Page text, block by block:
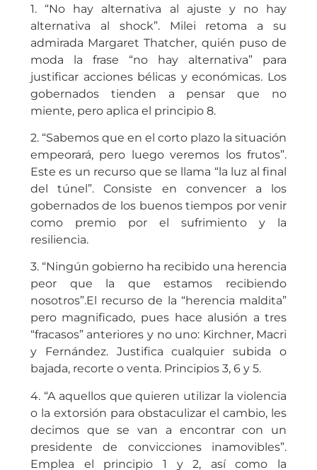
1. “No hay alternativa al ajuste y no hay
alternativa al shock”. Milei retoma a su
admirada Margaret Thatcher, quién puso de
moda la frase “no hay alternativa” para
justificar acciones bélicas y económicas. Los
gobernados tienden a pensar que no
miente, pero aplica el principio 8.
2. “Sabemos que en el corto plazo la situación
empeorará, pero luego veremos los frutos”.
Este es un recurso que se llama “la luz al final
del túnel”. Consiste en convencer a los
gobernados de los buenos tiempos por venir
como premio por el sufrimiento y la
resiliencia.
3. “Ningún gobierno ha recibido una herencia
peor que la que estamos recibiendo
nosotros”.El recurso de la “herencia maldita”
pero magnificado, pues hace alusión a tres
“fracasos” anteriores y no uno: Kirchner, Macri
y Fernández. Justifica cualquier subida o
bajada, recorte o venta. Principios 3, 6 y 5.
4. “A aquellos que quieren utilizar la violencia
o la extorsión para obstaculizar el cambio, les
decimos que se van a encontrar con un
presidente de convicciones inamovibles”.
Emplea el principio 1 y 2, así como la